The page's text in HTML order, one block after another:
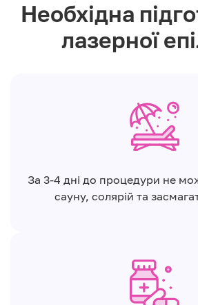
Необхідна
лазерної
За 3-4 дні до процедури не
сауну, солярій та